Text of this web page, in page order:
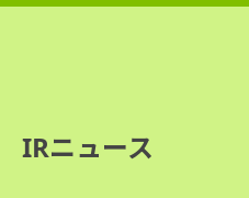
IRニュース